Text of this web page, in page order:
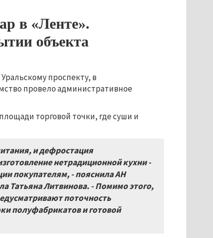
в «Ленте».
объекта
проспекту, в
провело административное
торговой точки, где суши и
и дефростация
нетрадиционной кухни -
покупателям, - пояснила АН
Татьяна Литвинова. - Помимо этого,
поточность
полуфабрикатов и готовой